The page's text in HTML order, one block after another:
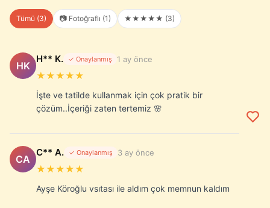
Tümü (3) 📷 Fotoğraflı (1) ★★★★★ (3)
HK
H** K. ✓ Onaylanmış 1 ay önce
★★★★★
İşte ve tatilde kullanmak için çok pratik bir
çözüm..İçeriği zaten tertemiz 🌸
CA
C** A. ✓ Onaylanmış 3 ay önce
★★★★★
Ayşe Köroğlu vsıtası ile aldım çok memnun kaldım